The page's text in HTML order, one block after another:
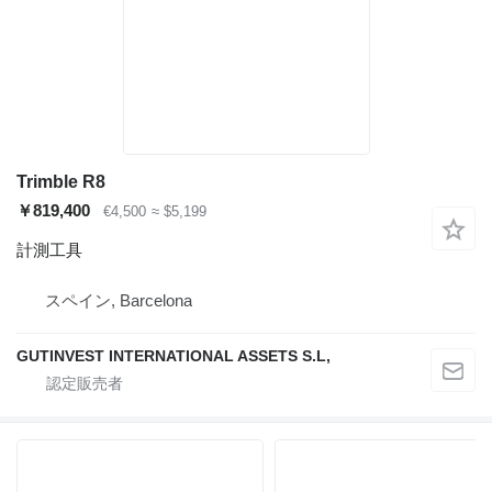
Trimble R8
￥819,400
€4,500 ≈ $5,199
計測工具
スペイン, Barcelona
GUTINVEST INTERNATIONAL ASSETS S.L,